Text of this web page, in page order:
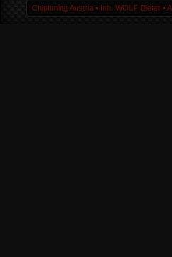
Chiptuning Austria ▪ Inh. WOLF Dieter ▪